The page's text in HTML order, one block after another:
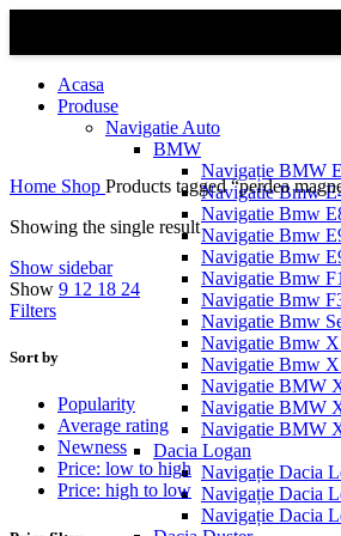
Acasa
Produse
Navigatie Auto
BMW
Navigație BMW
Navigatie Bmw
Navigatie Bmw
Navigatie Bmw
Navigatie Bmw
Navigatie Bmw
Navigatie Bmw
Navigatie Bmw
Navigatie Bmw
Navigatie Bmw
Navigatie BMW
Navigatie BMW
Navigatie BMW
Dacia Logan
Navigație Dacia
Navigație Dacia
Navigație Dacia
Home Shop Products tagged “perdea
Showing the single result
Show sidebar
Show 9 12 18 24
Filters
Sort by
Popularity
Average rating
Newness
Price: low to high
Price: high to low